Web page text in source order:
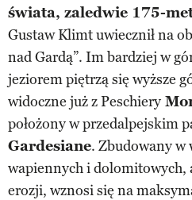
świata, zaledwie 175-
Gustaw Klimt uwiecznił na
nad Gardą”. Im bardziej w
jeziorem piętrzą się wyższe
widoczne już z Peschiery
położony w przedalpejskim
Gardesiane. Zbudowany w
wapiennych i dolomitowych,
erozji, wznosi się na